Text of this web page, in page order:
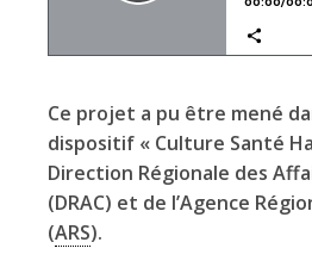
Ce projet a pu être mené
dispositif « Culture Santé
Direction Régionale des
(DRAC) et de l’Agence
(ARS).